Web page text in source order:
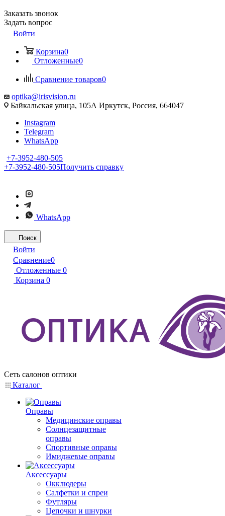
Заказать звонок
Задать вопрос
Войти
Корзина0
Отложенные0
Сравнение товаров0
optika@irisvision.ru
Байкальская улица, 105А Иркутск, Россия, 664047
Instagram
Telegram
WhatsApp
+7-3952-480-505
+7-3952-480-505Получить справку
WhatsApp
Поиск
Войти
Сравнение0
Отложенные 0
Корзина 0
Сеть салонов оптики
Каталог
Оправы
Медицинские оправы
Солнцезащитные
оправы
Спортивные оправы
Имиджевые оправы
Аксессуары
Окклюдеры
Салфетки и спреи
Футляры
Цепочки и шнурки